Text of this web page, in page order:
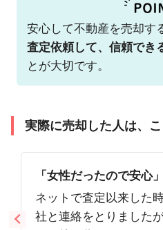
安心して不動産を売却す
査定依頼して、信頼でき
とが大切です。
実際に売却した人は、
「女性だったので安心
ネットで査定以来した
社と連絡をとりました